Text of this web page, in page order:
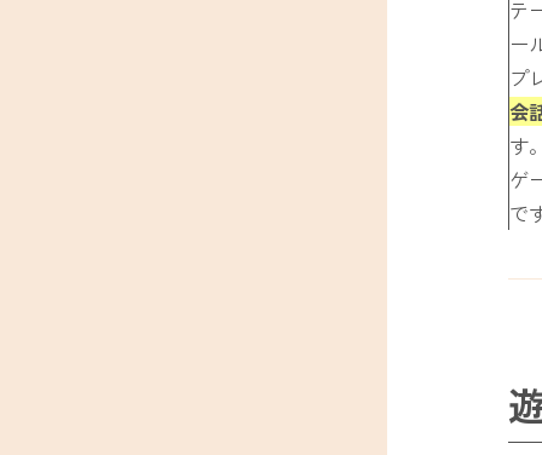
テ
ー
プ
会
す
ゲ
で